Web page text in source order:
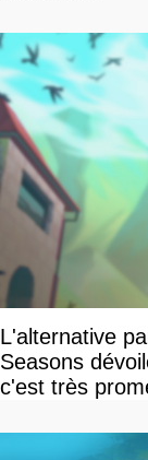
L'alternative
Seasons
c'est très